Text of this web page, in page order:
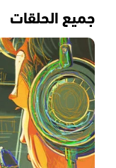
جميع الحلقات